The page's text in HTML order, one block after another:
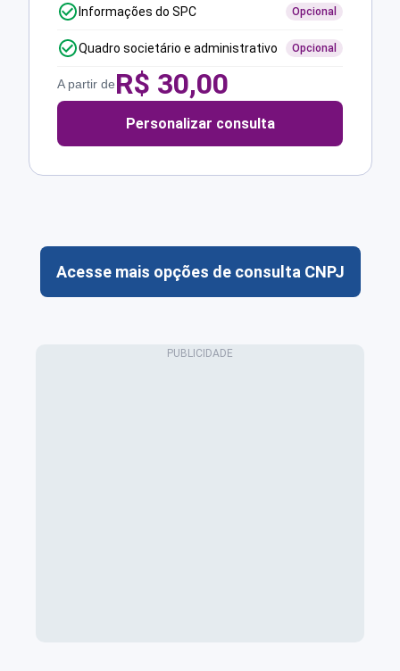
Informações do SPC Opcional
Quadro societário e administrativo Opcional
A partir deR$ 30,00
Personalizar consulta
Acesse mais opções de consulta CNPJ